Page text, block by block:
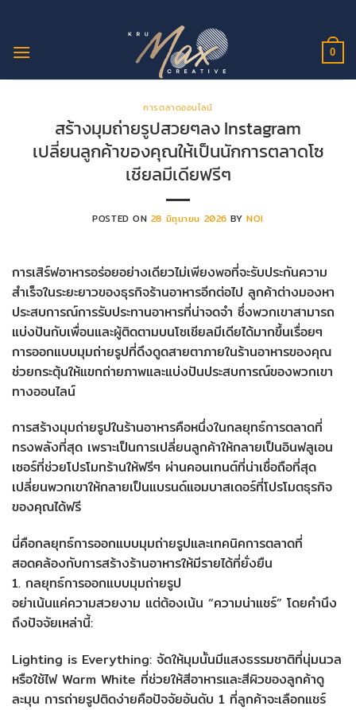
ยัง
0
การตลาดออนไลน์
สร้างมุมถ่ายรูปสวยๆลง Instagram
เปลี่ยนลูกค้าของคุณให้เป็นนักการตลาดโซ
เชียลมีเดียฟรีๆ
POSTED ON 28 มิถุนายน 2026 BY NOI
การเสิร์ฟอาหารอร่อยอย่างเดียวไม่เพียงพอที่จะรับประกันความ
สำเร็จในระยะยาวของธุรกิจร้านอาหารอีกต่อไป ลูกค้าต่างมองหา
ประสบการณ์การรับประทานอาหารที่น่าจดจำ ซึ่งพวกเขาสามารถ
แบ่งปันกับเพื่อนและผู้ติดตามบนโซเชียลมีเดียได้มากขึ้นเรื่อยๆ
การออกแบบมุมถ่ายรูปที่ดึงดูดสายตาภายในร้านอาหารของคุณ
ช่วยกระตุ้นให้แขกถ่ายภาพและแบ่งปันประสบการณ์ของพวกเขา
ทางออนไลน์
การสร้างมุมถ่ายรูปในร้านอาหารคือหนึ่งในกลยุทธ์การตลาดที่
ทรงพลังที่สุด เพราะเป็นการเปลี่ยนลูกค้าให้กลายเป็นอินฟลูเอน
เซอร์ที่ช่วยโปรโมทร้านให้ฟรีๆ ผ่านคอนเทนต์ที่น่าเชื่อถือที่สุด
เปลี่ยนพวกเขาให้กลายเป็นแบรนด์แอมบาสเดอร์ที่โปรโมตธุรกิจ
ของคุณได้ฟรี
นี่คือกลยุทธ์การออกแบบมุมถ่ายรูปและเทคนิคการตลาดที่
สอดคล้องกับการสร้างร้านอาหารให้มีรายได้ที่ยั่งยืน
1. กลยุทธ์การออกแบบมุมถ่ายรูป
อย่าเน้นแค่ความสวยงาม แต่ต้องเน้น “ความน่าแชร์” โดยคำนึง
ถึงปัจจัยเหล่านี้:
Lighting is Everything: จัดให้มุมนั้นมีแสงธรรมชาติที่นุ่มนวล
หรือใช้ไฟ Warm White ที่ช่วยให้สีอาหารและสีผิวของลูกค้าดู
ละมุน การถ่ายรูปติดง่ายคือปัจจัยอันดับ 1 ที่ลูกค้าจะเลือกแชร์